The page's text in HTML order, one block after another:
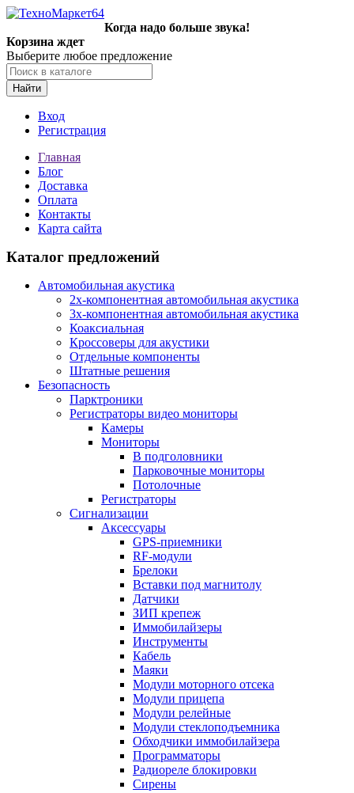
Когда надо больше звука!
Корзина ждет
Выберите любое предложение
Найти
Вход
Регистрация
Главная
Блог
Доставка
Оплата
Контакты
Карта сайта
Каталог предложений
Автомобильная акустика
2х-компонентная автомобильная акустика
3х-компонентная автомобильная акустика
Коаксиальная
Кроссоверы для акустики
Отдельные компоненты
Штатные решения
Безопасность
Парктроники
Регистраторы видео мониторы
Камеры
Мониторы
В подголовники
Парковочные мониторы
Потолочные
Регистраторы
Сигнализации
Аксессуары
GPS-приемники
RF-модули
Брелоки
Вставки под магнитолу
Датчики
ЗИП крепеж
Иммобилайзеры
Инструменты
Кабель
Маяки
Модули моторного отсека
Модули прицепа
Модули релейные
Модули стеклоподъемника
Обходчики иммобилайзера
Программаторы
Радиореле блокировки
Сирены